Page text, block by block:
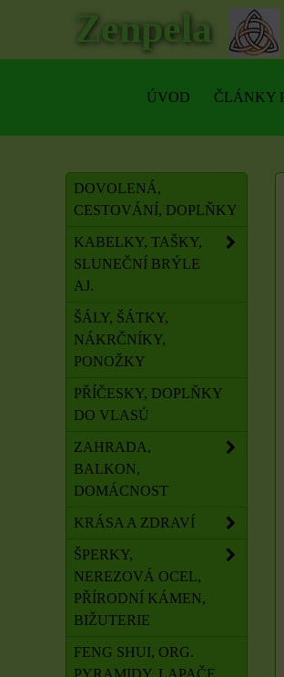
Zenpela
ÚVOD ČLÁNKY
DOVOLENÁ,
CESTOVÁNÍ, DOPLŇKY
KABELKY, TAŠKY,
SLUNEČNÍ BRÝLE
AJ.
ŠÁLY, ŠÁTKY,
NÁKRČNÍKY,
PONOŽKY
PŘÍČESKY, DOPLŇKY
DO VLASŮ
ZAHRADA,
BALKON,
DOMÁCNOST
KRÁSA A ZDRAVÍ
ŠPERKY,
NEREZOVÁ OCEL,
PŘÍRODNÍ KÁMEN,
BIŽUTERIE
FENG SHUI, ORG.
PYRAMIDY, LAPAČE